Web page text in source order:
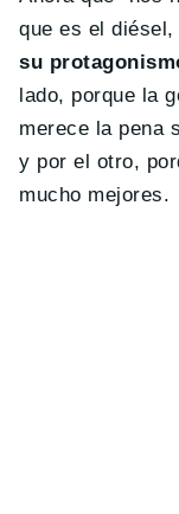
que es el diésel,
su
lado, porque la
merece la pena
y por el otro,
mucho mejores.